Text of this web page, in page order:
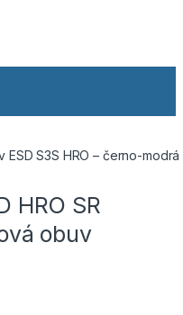
ESD S3S HRO – černo-modrá
HRO SR
obuv